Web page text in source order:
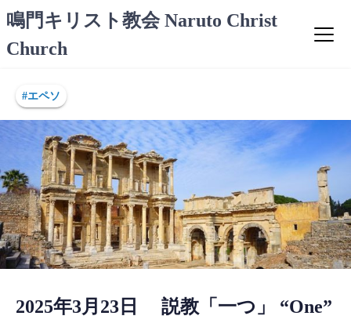
ン
テ
ス
プ
鳴門キリスト教会 Naruto Christ
Church
#エペソ
2025年3月23日 説教「一つ」 “One”